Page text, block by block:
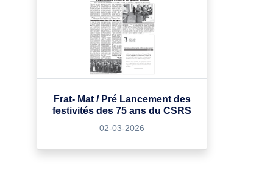
Frat- Mat / Pré Lancement des
festivités des 75 ans du CSRS
02-03-2026